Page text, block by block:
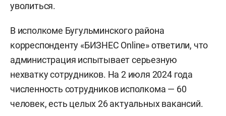
уволиться.
В исполкоме Бугульминского района
корреспонденту «БИЗНЕС Online» ответили, что
администрация испытывает серьезную
нехватку сотрудников. На 2 июля 2024 года
численность сотрудников исполкома — 60
человек, есть целых 26 актуальных вакансий.